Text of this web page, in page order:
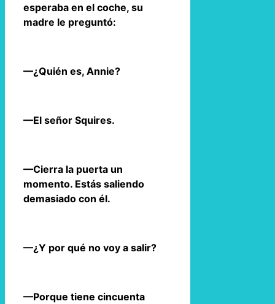
esperaba en el coche, su
madre le preguntó:
—¿Quién es, Annie?
—El señor Squires.
—Cierra la puerta un
momento. Estás saliendo
demasiado con él.
—¿Y por qué no voy a salir?
—Porque tiene cincuenta